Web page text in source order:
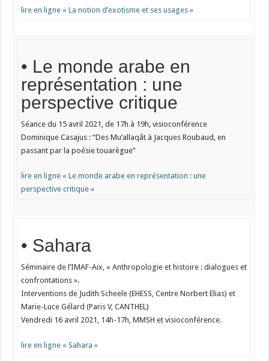
lire en ligne « La notion d’exotisme et ses usages »
• Le monde arabe en
représentation : une
perspective critique
Séance du 15 avril 2021, de 17h à 19h, visioconférence
Dominique Casajus : “Des Mu‘allaqât à Jacques Roubaud, en
passant par la poésie touarègue”
lire en ligne « Le monde arabe en représentation : une
perspective critique »
• Sahara
Séminaire de l’IMAF-Aix, « Anthropologie et histoire : dialogues et
confrontations ».
Interventions de Judith Scheele (EHESS, Centre Norbert Elias) et
Marie-Luce Gélard (Paris V, CANTHEL)
Vendredi 16 avril 2021, 14h-17h, MMSH et visioconférence.
lire en ligne « Sahara »